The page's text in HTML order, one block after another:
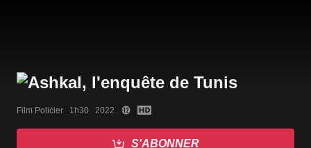
Film Policier   1h30   2022
S'ABONNER